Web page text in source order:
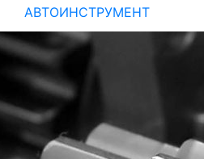
АВТОИНСТРУМЕНТ